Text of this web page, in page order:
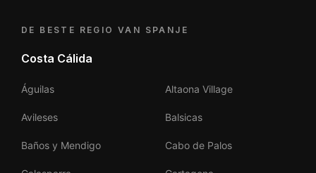
DE BESTE REGIO VAN SPANJE
Costa Cálida
Águilas Altaona Village
Avileses Balsicas
Baños y Mendigo Cabo de Palos